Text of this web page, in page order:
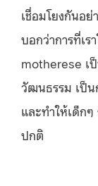
เชื่อมโยงกันอ
บอกว่าการที่เร
motherese เ
วัฒนธรรม เป็น
และทำให้เด็ก
ปกติ